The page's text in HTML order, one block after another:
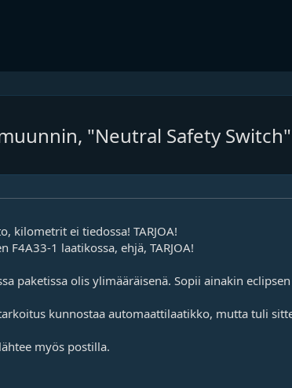
"Neutral Safety Switch"
kilometrit ei tiedossa! TARJOA!
1 laatikossa, ehjä, TARJOA!
paketissa olis ylimääräisenä. Sopii ainakin
kunnostaa automaattilaatikko, mutta tuli
myös postilla.